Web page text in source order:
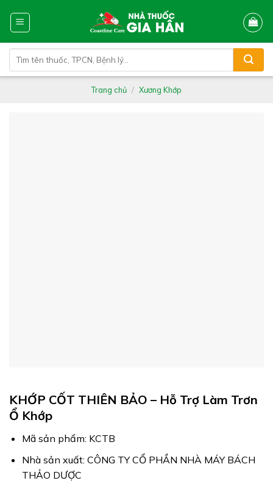
kiếm:
Trang chủ / Xương Khớp
KHỚP CỐT THIÊN BẢO – Hỗ Trợ Làm Trơn
Ổ Khớp
Mã sản phẩm: KCTB
Nhà sản xuất: CÔNG TY CỔ PHẦN NHÀ MÁY BÁCH
THẢO DƯỢC